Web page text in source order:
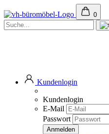
0
Kundenlogin
Kundenlogin
E-Mail
Passwort